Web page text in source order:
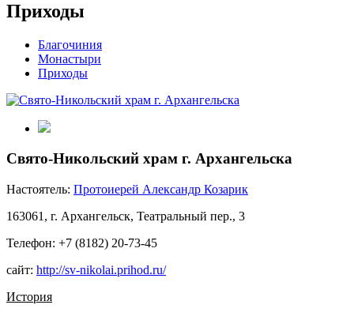
Приходы
Благочиния
Монастыри
Приходы
Свято-Никольский храм г. Архангельска
Настоятель: Протоиерей Александр Козарик
163061, г. Архангельск, Театральный пер., 3
Телефон: +7 (8182) 20-73-45
сайт: http://sv-nikolai.prihod.ru/
История